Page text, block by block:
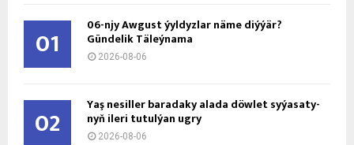
01 06-njy Awgust ýyldyzlar näme diýýär?
Gündelik Täleýnama
2026-08-06
02 Ýaş ne­sil­ler ba­ra­da­ky ala­da döw­let sy­ýa­sa­ty­
nyň ile­ri tu­tul­ýan ug­ry
2026-08-06